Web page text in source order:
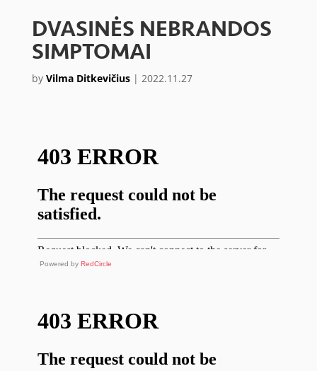
DVASINĖS NEBRANDOS
SIMPTOMAI
by Vilma Ditkevičius| 2022.11.27
Powered by RedCircle